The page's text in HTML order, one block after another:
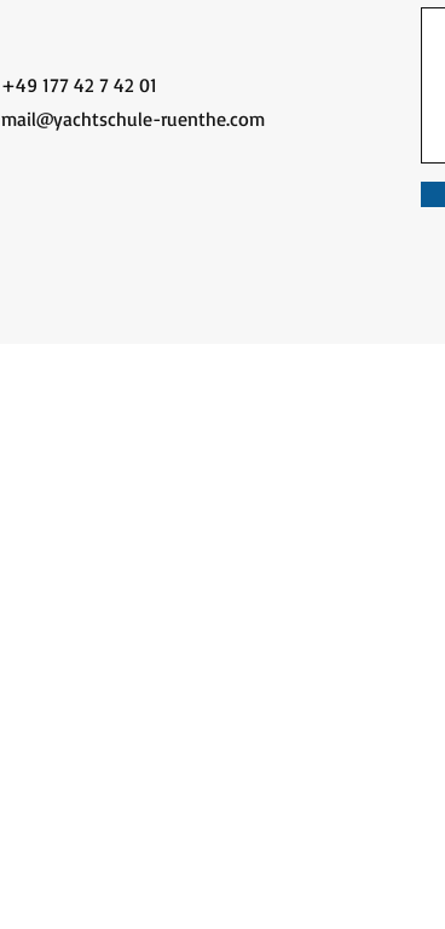
+49 177 42 7 42 01
mail@yachtschule-ruenthe.com